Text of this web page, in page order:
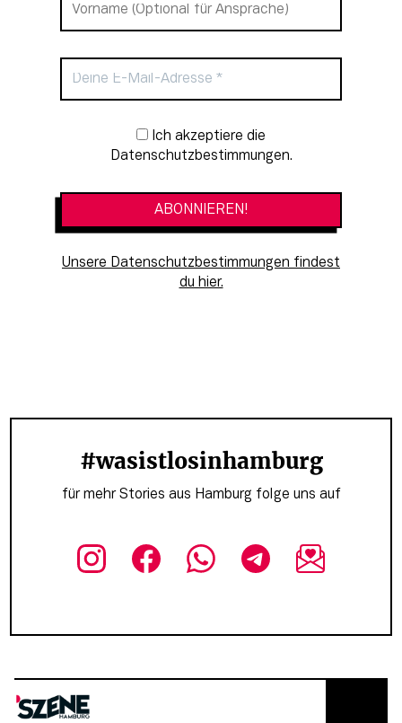
Newsletter-Anmeldung
Datenschutzbestimmungen.
Unsere Datenschutzbestimmungen findest
du hier.
#wasistlosinhamburg
für mehr Stories aus Hamburg folge uns auf